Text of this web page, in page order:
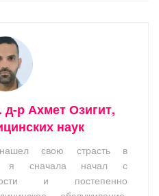
р Ахмет Озигит,
наук
свою страсть в
я сначала начал с
и постепенно